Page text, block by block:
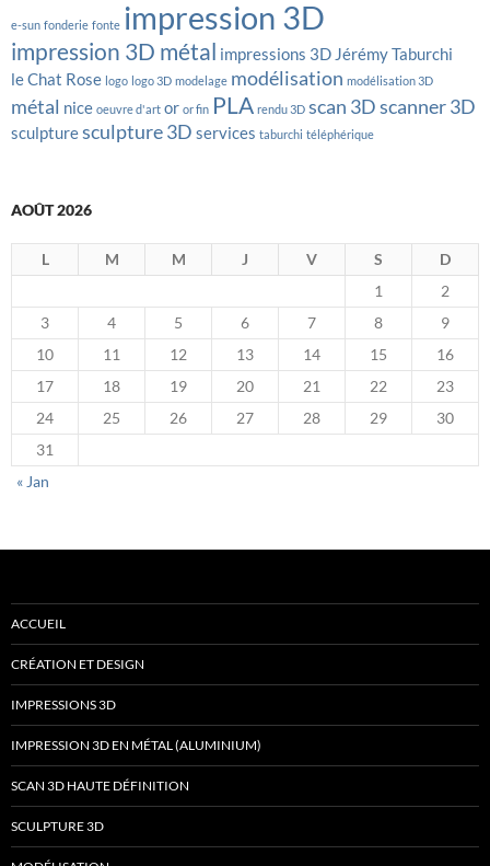
e-sun fonderie fonte impression 3D
impression 3D métal impressions 3D Jérémy Taburchi
le Chat Rose logo logo 3D modelage modélisation modélisation 3D
métal nice oeuvre d'art or or fin PLA rendu 3D scan 3Dscanner 3D
sculpturesculpture 3D services taburchi téléphérique
AOÛT 2026
L M M J V S
D
1
2
3
4 5 6 7 8
9
10
11 12 13 14 15
16
17
18 19 20 21 22
23
24
25 26 27 28 29
30
31
« Jan
ACCUEIL
CRÉATION ET DESIGN
IMPRESSIONS 3D
IMPRESSION 3D EN MÉTAL (ALUMINIUM)
SCAN 3D HAUTE DÉFINITION
SCULPTURE 3D